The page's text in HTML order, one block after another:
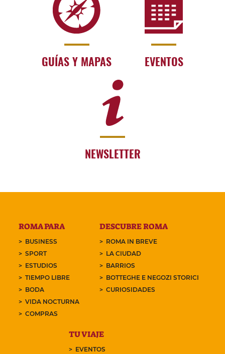
GUÍAS Y MAPAS EVENTOS
NEWSLETTER
ROMA PARA
BUSINESS
SPORT
ESTUDIOS
TIEMPO LIBRE
BODA
VIDA NOCTURNA
COMPRAS
DESCUBRE ROMA
ROMA IN BREVE
LA CIUDAD
BARRIOS
BOTTEGHE E NEGOZI STORICI
CURIOSIDADES
TU VIAJE
EVENTOS